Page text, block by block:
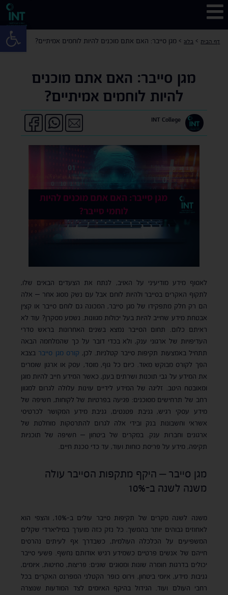
דף הבית > בלוג > מגן סייבר: האם אתם מוכנים להיות לוחמים אמיתיים?
מגן סייבר: האם אתם מוכנים
להיות לוחמים אמיתיים?
INT College
לאסוף מידע מודיעיני על האויב, לנתח את הצעדים הבאים שלו,
לתקוף האקרים בסייבר ולהיות לוחם אבל עם נשק מסוג אחר – אלה
הם רק חלק מתפקידו של מגן סייבר, המכונה גם לוחם סייבר או קצין
אבטחת מידע שחייב להיות בעל יכולות מגוונות. נשמע מסקרן? עוד לא
ראיתם כלום. תחום הסייבר נמצא בשנים האחרונות בראש סדרי
העדיפויות של ארגוני ענק, ולא בכדי דובר על כך שהמלחמה הבאה
תתחיל באמצעות תקיפות סייבר קטלניות. לכן, קורס מגן סייבר בצבא
הפך לקורס מבוקש מאוד. כיום כל גוף, מוסד, עסק או ארגון שומרים
את המידע על גבי תוכנות ושרתים בענן, כאשר המידע חייב להיות מוגן
ומאובטח היטב. זליגה של המידע לידיים עוינות עלולה לגרום למגוון
רחב של תרחישים מסוכנים: פגיעה בפרטיות של לקוחות, חשיפה של
מידע עסקי רגיש, גניבת פטנטים, גניבת מידע המקושר לכרטיסי
אשראי וחשבונות בנק ובידי אלה לגרום להתרסקות מוחלטת של
ארגונים וחברות ענק. במקרים של ביטחון – חשיפה של תוכניות
תקיפה, מידע על פריסת כוחות ועוד, עד כדי סכנת חיים.
מגן סייבר – היקף מתקפות הסייבר עולה
משנה לשנה ב-10%
משנה לשנה מקרים של תקיפות סייבר עולים ב-10%, והצפי הוא
לאחוזים גבוהים יותר בהמשך. כל נזק כזה מוערך במיליארדי שקלים
המשפיעים על הכלכלה העולמית, כשבדרך אף לעיתים נהרסים
חייהם של אנשים פרטיים כשמידע רגיש אודותם נחשף. פשעי סייבר
יכולים בדרגות חומרה שונות ומסוגים שונים: פריצות, סחיטות, איומים,
גניבות מידע, איומי ביטחון, וירוס כופר הקטלני המפרנס האקרים בכל
רחבי העולם ועוד. הגידול בהיקף האיומים לצד המודעות שנוצרה